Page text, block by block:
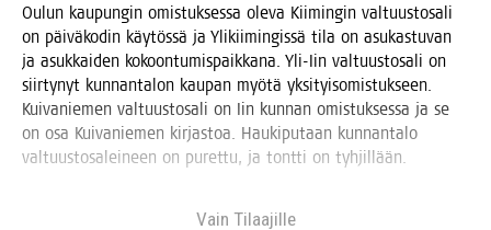
Oulun kau­pun­gin omis­tuk­ses­sa ole­va Kii­min­gin val­tuus­to­sa­li
on päi­vä­ko­din käy­tös­sä ja Yli­kii­min­gis­sä tila on asu­kas­tu­van
ja asuk­kai­den kokoon­tu­mis­paik­ka­na. Yli-Iin val­tuus­to­sa­li on
siir­ty­nyt kun­nan­ta­lon kau­pan myö­tä yksi­tyi­so­mis­tuk­seen.
Kui­va­nie­men val­tuus­to­sa­li on Iin kun­nan omis­tuk­ses­sa ja se
on osa Kui­va­nie­men kir­jas­toa. Hau­ki­pu­taan kun­nan­ta­lo
val­tuus­to­sa­lei­neen on puret­tu, ja tont­ti on tyhjillään.
Vain Tilaa­jil­le